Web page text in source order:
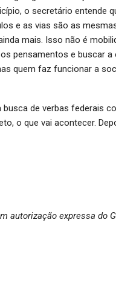
o secretário entende
e as vias são as
mais. Isso não é
pensamentos e buscar a
quem faz funcionar a
de verbas federais
o que vai acontecer.
autorização expressa do